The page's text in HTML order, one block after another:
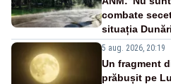
combate
situația
5 aug. 2026, 20:19
Un fragment
prăbușit pe